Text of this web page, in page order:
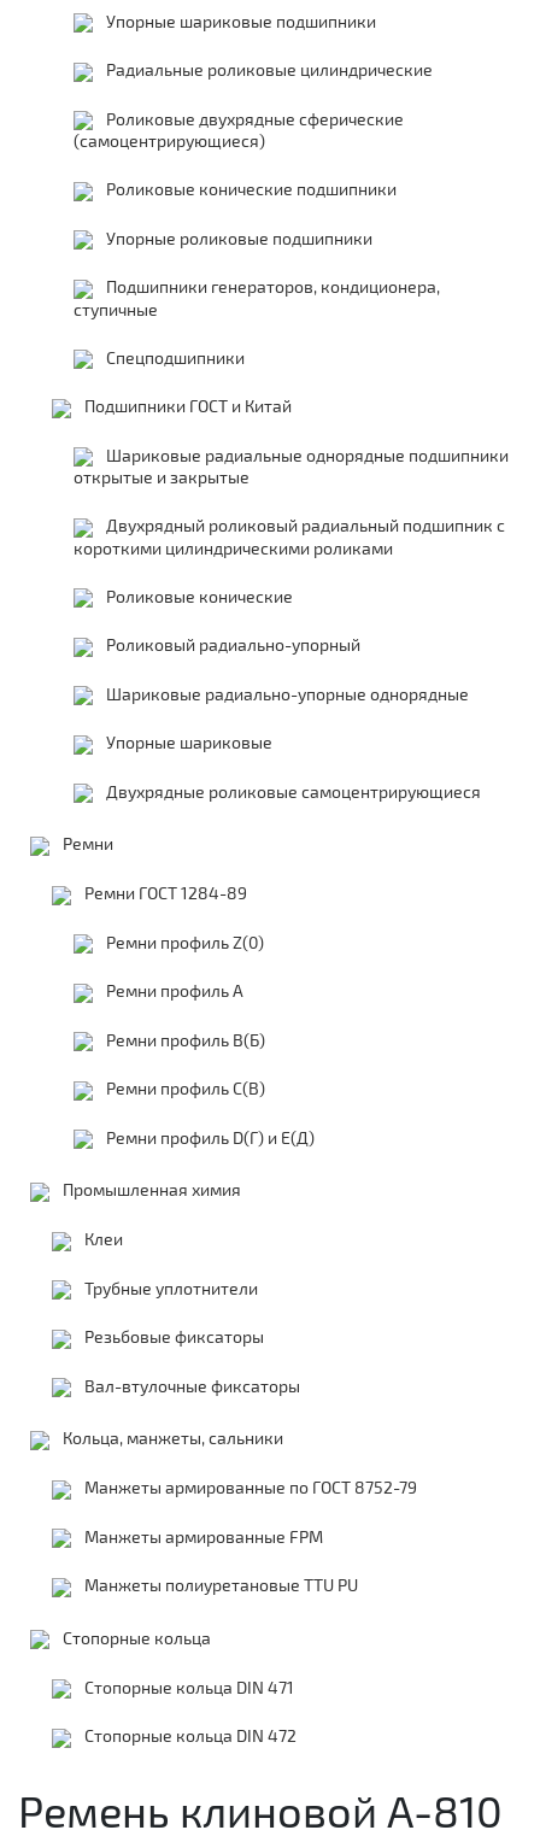
Упорные шариковые подшипники
Радиальные роликовые цилиндрические
Роликовые двухрядные сферические
(самоцентрирующиеся)
Роликовые конические подшипники
Упорные роликовые подшипники
Подшипники генераторов, кондиционера,
ступичные
Спецподшипники
Подшипники ГОСТ и Китай
Шариковые радиальные однорядные подшипники
открытые и закрытые
Двухрядный роликовый радиальный подшипник с
короткими цилиндрическими роликами
Роликовые конические
Роликовый радиально-упорный
Шариковые радиально-упорные однорядные
Упорные шариковые
Двухрядные роликовые самоцентрирующиеся
Ремни
Ремни ГОСТ 1284-89
Ремни профиль Z(0)
Ремни профиль А
Ремни профиль В(Б)
Ремни профиль С(В)
Ремни профиль D(Г) и E(Д)
Промышленная химия
Клеи
Трубные уплотнители
Резьбовые фиксаторы
Вал-втулочные фиксаторы
Кольца, манжеты, сальники
Манжеты армированные по ГОСТ 8752-79
Манжеты армированные FPM
Манжеты полиуретановые TTU PU
Стопорные кольца
Стопорные кольца DIN 471
Стопорные кольца DIN 472
Ремень клиновой А-810